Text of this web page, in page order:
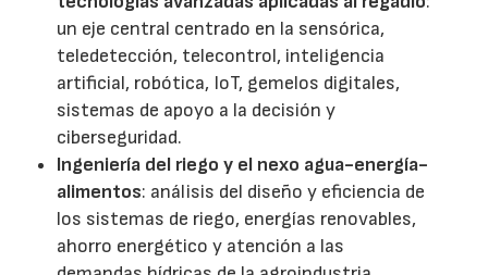
un eje central centrado en la sensórica,
teledetección, telecontrol, inteligencia
artificial, robótica, IoT, gemelos digitales,
sistemas de apoyo a la decisión y
ciberseguridad.
Ingeniería del riego y el nexo agua-energía-
alimentos: análisis del diseño y eficiencia de
los sistemas de riego, energías renovables,
ahorro energético y atención a las